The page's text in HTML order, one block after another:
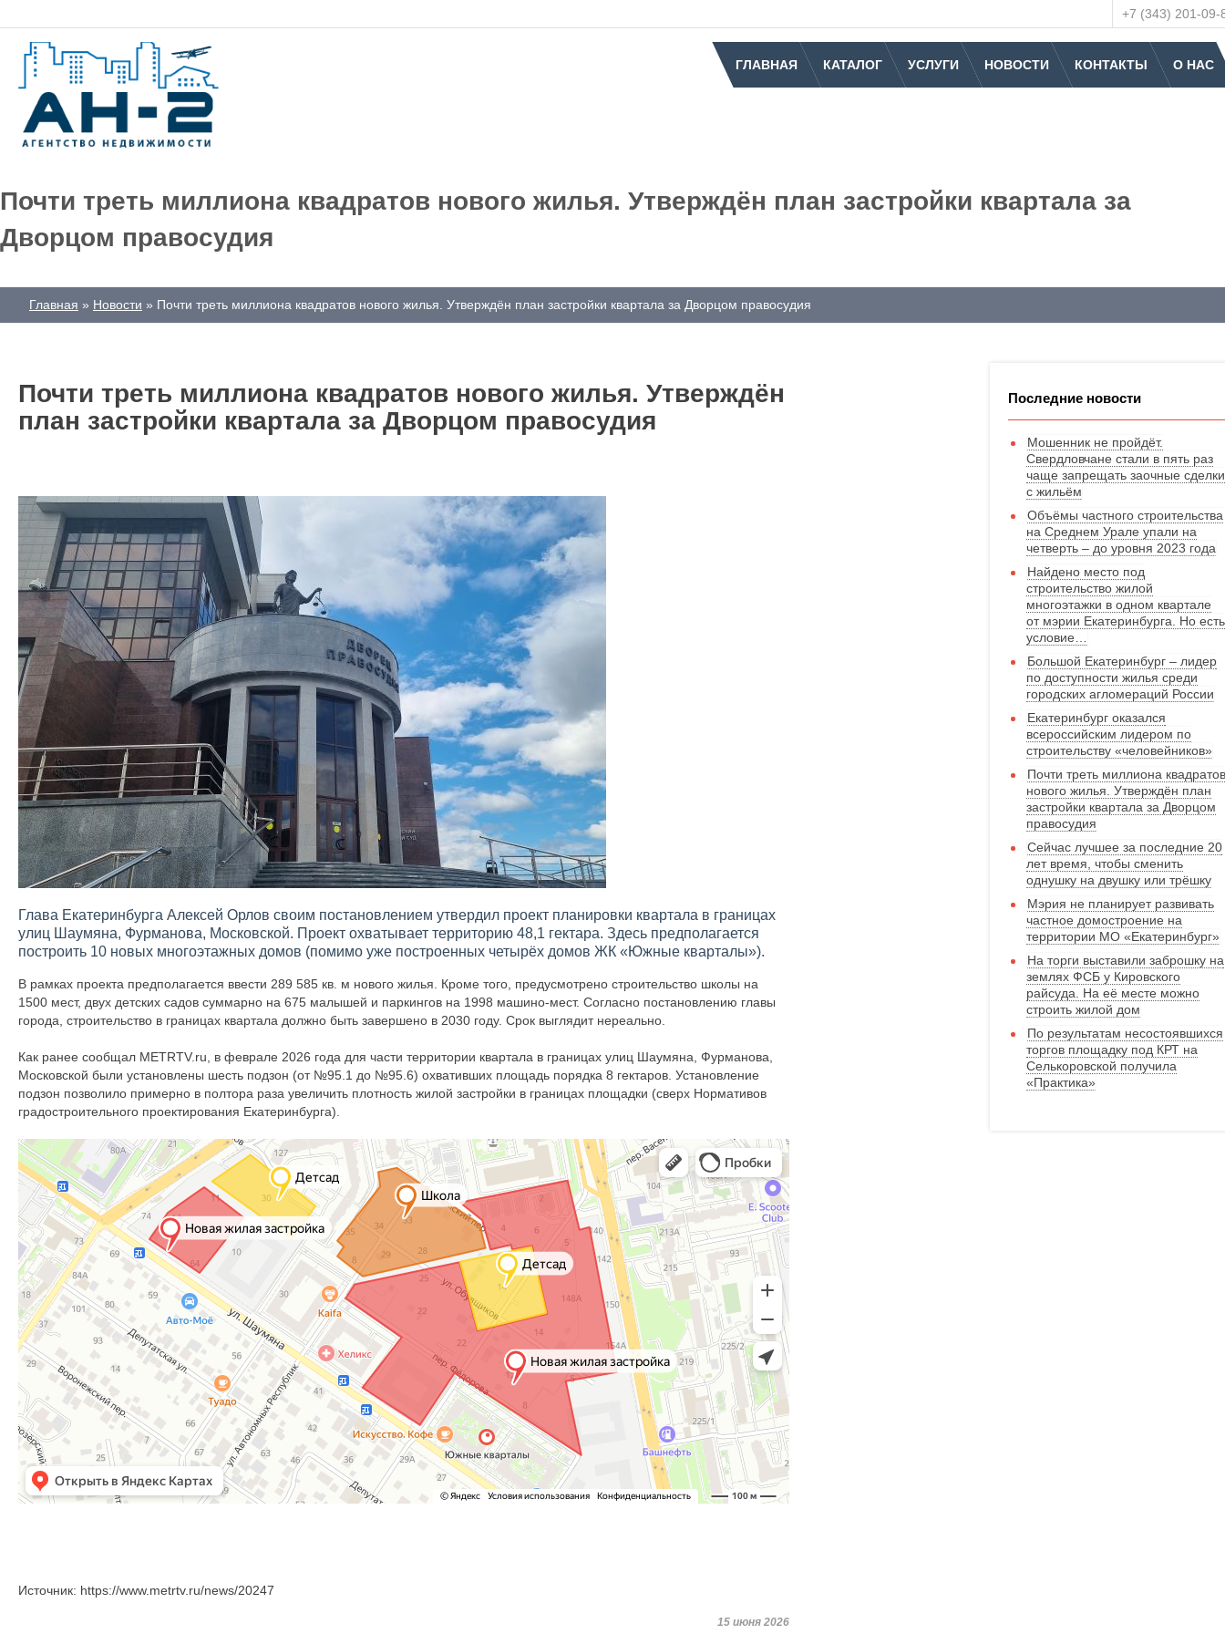
+7 (343) 201-09-
ГЛАВНАЯ КАТАЛОГ УСЛУГИ НОВОСТИ КОНТАКТЫ О НАС
Почти треть миллиона квадратов нового жилья. Утверждён план застройки квартала за
Дворцом правосудия
Главная Новости Почти треть миллиона квадратов нового жилья. Утверждён план застройки квартала за Дворцом правосудия
Почти треть миллиона квадратов нового жилья. Утверждён
план застройки квартала за Дворцом правосудия
Глава Екатеринбурга Алексей Орлов своим постановлением утвердил проект планировки квартала в границах
улиц Шаумяна, Фурманова, Московской. Проект охватывает территорию 48,1 гектара. Здесь предполагается
построить 10 новых многоэтажных домов (помимо уже построенных четырёх домов ЖК «Южные кварталы»).
В рамках проекта предполагается ввести 289 585 кв. м нового жилья. Кроме того, предусмотрено строительство школы на
1500 мест, двух детских садов суммарно на 675 малышей и паркингов на 1998 машино-мест. Согласно постановлению главы
города, строительство в границах квартала должно быть завершено в 2030 году. Срок выглядит нереально.
Как ранее сообщал METRTV.ru, в феврале 2026 года для части территории квартала в границах улиц Шаумяна, Фурманова,
Московской были установлены шесть подзон (от №95.1 до №95.6) охвативших площадь порядка 8 гектаров. Установление
подзон позволило примерно в полтора раза увеличить плотность жилой застройки в границах площадки (сверх Нормативов
градостроительного проектирования Екатеринбурга).
Источник: https://www.metrtv.ru/news/20247
15 июня 2026
Последние новости
Мошенник не пройдёт.
Свердловчане стали в пять раз
чаще запрещать заочные сделки
с жильём
Объёмы частного строительства
на Среднем Урале упали на
четверть – до уровня 2023 года
Найдено место под
строительство жилой
многоэтажки в одном квартале
от мэрии Екатеринбурга. Но есть
условие…
Большой Екатеринбург – лидер
по доступности жилья среди
городских агломераций России
Екатеринбург оказался
всероссийским лидером по
строительству «человейников»
Почти треть миллиона квадратов
нового жилья. Утверждён план
застройки квартала за Дворцом
правосудия
Сейчас лучшее за последние 20
лет время, чтобы сменить
однушку на двушку или трёшку
Мэрия не планирует развивать
частное домостроение на
территории МО «Екатеринбург»
На торги выставили заброшку на
землях ФСБ у Кировского
райсуда. На её месте можно
строить жилой дом
По результатам несостоявшихся
торгов площадку под КРТ на
Селькоровской получила
«Практика»